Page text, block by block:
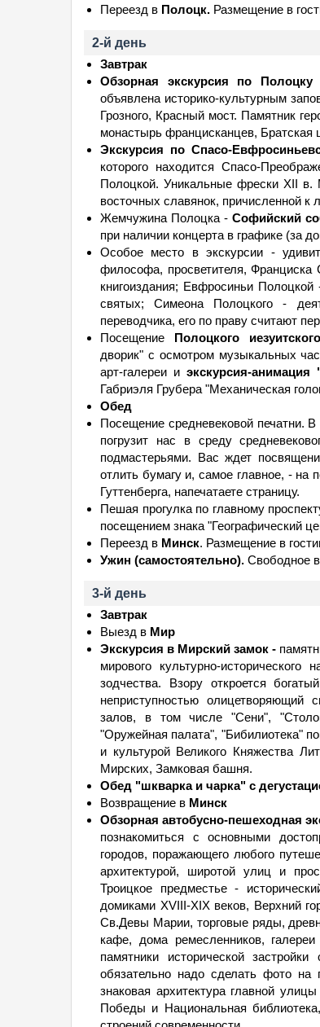
Переезд в Полоцк. Размещение в
2-й день
Завтрак
Обзорная экскурсия по Полоцку-
объявлена историко-культурным
Грозного, Красный мост. Памятник
монастырь францисканцев, Братская
Экскурсия по Спасо-
которого находится Спасо-
Полоцкой. Уникальные фрески XII
восточных славянок, причисленной к
Жемчужина Полоцка -Софийский
при наличии концерта в графике (за
Особое место в экскурсии -
философа, просветителя, Франциска
книгоиздания; Евфросиньи
святых; Симеона Полоцкого -
переводчика, его по праву считают
Посещение Полоцкого
дворик" с осмотром музыкальных
арт-галереи иэкскурсия-
Габриэля Грубера "Механическая
Обед
Посещение средневековой печатни.
погрузит нас в среду
подмастерьями. Вас ждет
отлить бумагу и, самое главное, - на
Гуттенберга, напечатаете страницу.
Пешая прогулка по главному
посещением знака "Географический
Переезд в Минск. Размещение в
Ужин (самостоятельно). Свободное
3-й день
Завтрак
Выезд в Мир
Экскурсия в Мирский замок -
мирового культурно-
зодчества. Взору откроется
неприступностью олицетворяющий
залов, в том числе "Сени",
"Оружейная палата", "Бибилиотека"
и культурой Великого Княжества
Мирских, Замковая башня.
Обед "шкварка и чарка" с
Возвращение в Минск
Обзорная автобусно-пешеходная
познакомиться с основными
городов, поражающего любого
архитектурой, широтой улиц и
Троицкое предместье -
домиками XVIII-XIX веков, Верхний
Св.Девы Марии, торговые ряды,
кафе, дома ремесленников,
памятники исторической
обязательно надо сделать фото
знаковая архитектура главной
Победы и Национальная